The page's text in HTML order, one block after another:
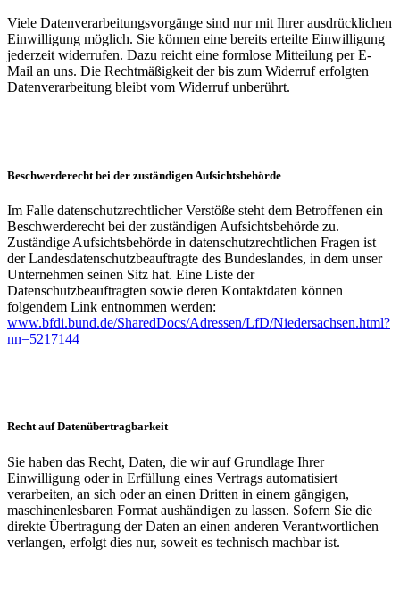
Viele Datenverarbeitungsvorgänge sind nur mit Ihrer ausdrücklichen
Einwilligung möglich. Sie können eine bereits erteilte Einwilligung
jederzeit widerrufen. Dazu reicht eine formlose Mitteilung per E-
Mail an uns. Die Rechtmäßigkeit der bis zum Widerruf erfolgten
Datenverarbeitung bleibt vom Widerruf unberührt.
Beschwerderecht bei der zuständigen Aufsichtsbehörde
Im Falle datenschutzrechtlicher Verstöße steht dem Betroffenen ein
Beschwerderecht bei der zuständigen Aufsichtsbehörde zu.
Zuständige Aufsichtsbehörde in datenschutzrechtlichen Fragen ist
der Landesdatenschutzbeauftragte des Bundeslandes, in dem unser
Unternehmen seinen Sitz hat. Eine Liste der
Datenschutzbeauftragten sowie deren Kontaktdaten können
folgendem Link entnommen werden:
www.bfdi.bund.de/SharedDocs/Adressen/LfD/Niedersachsen.html?
nn=5217144
Recht auf Datenübertragbarkeit
Sie haben das Recht, Daten, die wir auf Grundlage Ihrer
Einwilligung oder in Erfüllung eines Vertrags automatisiert
verarbeiten, an sich oder an einen Dritten in einem gängigen,
maschinenlesbaren Format aushändigen zu lassen. Sofern Sie die
direkte Übertragung der Daten an einen anderen Verantwortlichen
verlangen, erfolgt dies nur, soweit es technisch machbar ist.